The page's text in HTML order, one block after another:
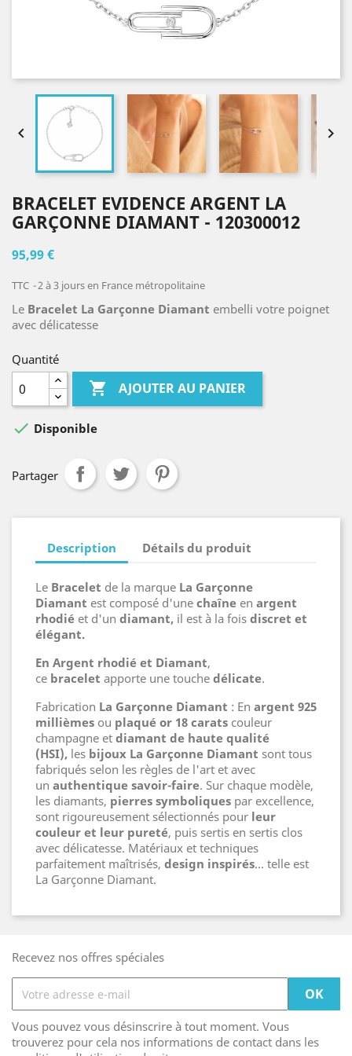
 
BRACELET EVIDENCE ARGENT LA
GARÇONNE DIAMANT - 120300012
95,99 €
TTC 2 à 3 jours en France métropolitaine
Le Bracelet La Garçonne Diamant embelli votre poignet
avec délicatesse
Quantité
 AJOUTER AU PANIER
 Disponible
Partager
Description Détails du produit
Le Bracelet de la marque La Garçonne
Diamant est composé d'une chaîne en argent
rhodié et d'un diamant, il est à la fois discret et
élégant.
En Argent rhodié et Diamant,
ce bracelet apporte une touche délicate.
Fabrication La Garçonne Diamant : En argent 925
millièmes ou plaqué or 18 carats couleur
champagne et diamant de haute qualité
(HSI), les bijoux La Garçonne Diamant sont tous
fabriqués selon les règles de l'art et avec
un authentique savoir-faire. Sur chaque modèle,
les diamants, pierres symboliques par excellence,
sont rigoureusement sélectionnés pour leur
couleur et leur pureté, puis sertis en sertis clos
avec délicatesse. Matériaux et techniques
parfaitement maîtrisés, design inspirés… telle est
La Garçonne Diamant.
Recevez nos offres spéciales
Vous pouvez vous désinscrire à tout moment. Vous
trouverez pour cela nos informations de contact dans les